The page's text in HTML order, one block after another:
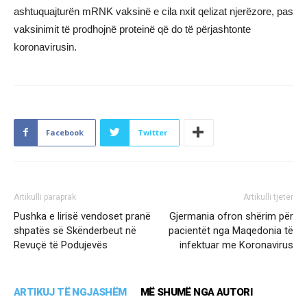
ashtuquajturën mRNK vaksinë e cila nxit qelizat njerëzore, pas
vaksinimit të prodhojnë proteinë që do të përjashtonte
koronavirusin.
Facebook Twitter
Artikulli paraprak
Pushka e lirisë vendoset pranë
shpatës së Skënderbeut në
Revuçë të Podujevës
Artikulli tjetër
Gjermania ofron shërim për
pacientët nga Maqedonia të
infektuar me Koronavirus
ARTIKUJ TË NGJASHËM MË SHUMË NGA AUTORI